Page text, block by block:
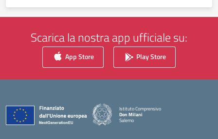
Scarica la nostra app ufficiale su:
App Store Play Store
Istituto Comprensivo
Don Milani
Salerno